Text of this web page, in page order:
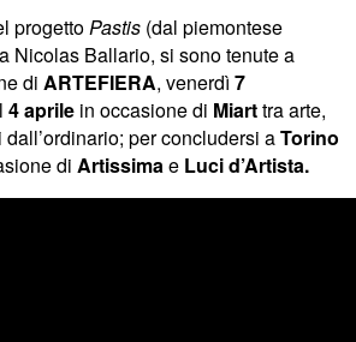
progettoPastis (dal piemontese
Nicolas Ballario, si sono tenute a
di ARTEFIERA, venerdì 7
4 aprile in occasione di Miarttra arte,
per concludersi aTorino
di Artissimae Luci d’Artista.